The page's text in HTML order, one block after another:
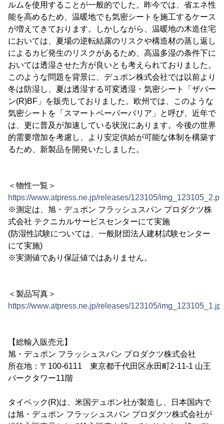
ルムを使用することが一般的でした。昨今では、省エネ性
能を高めるため、温暖地でも気密シートを施工するケース
が増えてきております。しかしながら、温暖地の木造住宅
においては、夏場の逆転結露のリスクや構造材の蒸し返し
によるカビ発生のリスクがあるため、高温多湿の条件下に
おいては透湿させた方が良いとも考えられておりました。
このような問題を背景に、デュポン株式会社では以前より
冬は防湿し、夏は透湿する可変透湿・気密シート「ザバー
ン(R)BF」を販売しておりました。欧州では、このような
気密シートを「スマートベーパーバリア」と呼び、近年で
は、更に普及が加速している状況にあります。今後の世界
的需要増加を考慮し、より安定供給が可能な体制を構築す
るため、新製品を開発いたしました。
＜物性一覧＞
https://www.atpress.ne.jp/releases/123105/
※測定は、旭・デュポン フラッシュスパン プロダクツ株
式会社 テクニカルサービスセンターにて実施
(防湿性試験については、一般財団法人建材試験センター
にて実施)
※実測値であり保証値ではありません。
＜製品写真＞
https://www.atpress.ne.jp/releases/123105/
【総輸入販売元】
旭・デュポン フラッシュスパン プロダクツ株式会社
所在地：〒100-6111 東京都千代田区永田町2-11-1 山王
パークタワー11階
タイベック(R)は、米国デュポン社が製造し、日本国内で
は旭・デュポン フラッシュスパン プロダクツ株式会社が